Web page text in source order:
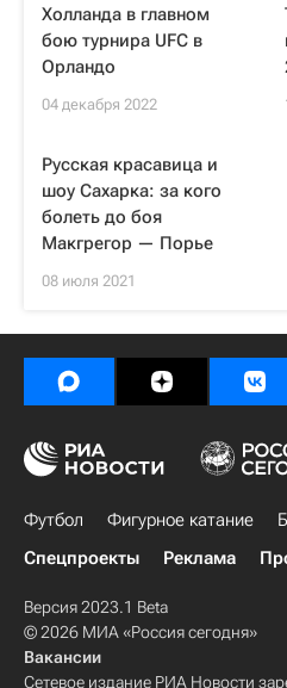
Холланда в главном
бою турнира UFC в
Орландо
04 декабря 2022
Русская красавица и
шоу Сахарка: за кого
болеть до боя
Макгрегор — Порье
08 июля 2021
Футбол Фигурное катание
Спецпроекты
Реклама
Версия 2023.1 Beta
© 2026 МИА «Россия сегодня»
Вакансии
Сетевое издание РИА Новости